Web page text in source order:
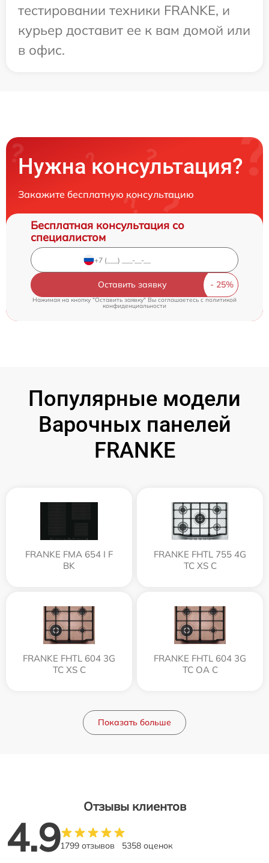
тестировании техники FRANKE, и
курьер доставит ее к вам домой или
в офис.
Нужна консультация?
Закажите бесплатную консультацию
Бесплатная консультация со
специалистом
Оставить заявку
Нажимая на кнопку "Оставить заявку" Вы соглашаетесь cполитикой
конфиденциальности
Популярные модели
Варочных панелей
FRANKE
FRANKE FMA 654 I F
BK
FRANKE FHTL 755 4G
TC XS C
FRANKE FHTL 604 3G
TC XS C
FRANKE FHTL 604 3G
TC OA C
Показать больше
Отзывы клиентов
4.91799 отзывов 5358 оценок